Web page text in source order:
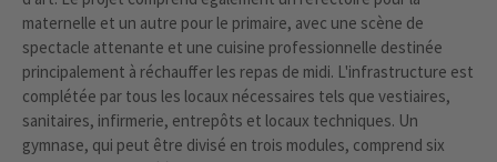
maternelle et un autre pour le primaire, avec une scène de
spectacle attenante et une cuisine professionnelle destinée
principalement à réchauffer les repas de midi. L'infrastructure est
complétée par tous les locaux nécessaires tels que vestiaires,
sanitaires, infirmerie, entrepôts et locaux techniques. Un
gymnase, qui peut être divisé en trois modules, comprend six